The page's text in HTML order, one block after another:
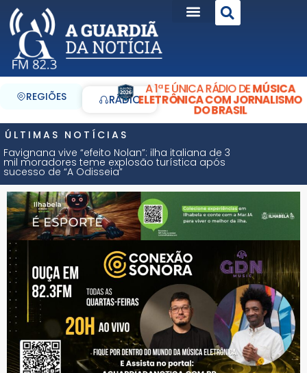
REGIÕES RÁDIO
A 1ª E ÚNICA RÁDIO DEMÚSICA
ELETRÔNICA COM JORNALISMO
DO BRASIL
ÚLTIMAS NOTÍCIAS
Favignana vive “efeito Nolan”: ilha italiana de 3
mil moradores teme explosão turística após
sucesso de “A Odisseia”